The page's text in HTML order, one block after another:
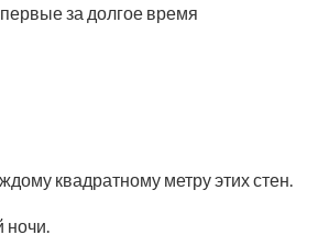
за долгое время
квадратному метру этих стен.